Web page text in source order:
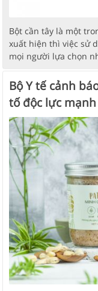
Bột cần tây là một
xuất hiện thì việc sử
mọi người lựa chọn
Bộ Y tế cảnh
tố độc lực mạnh